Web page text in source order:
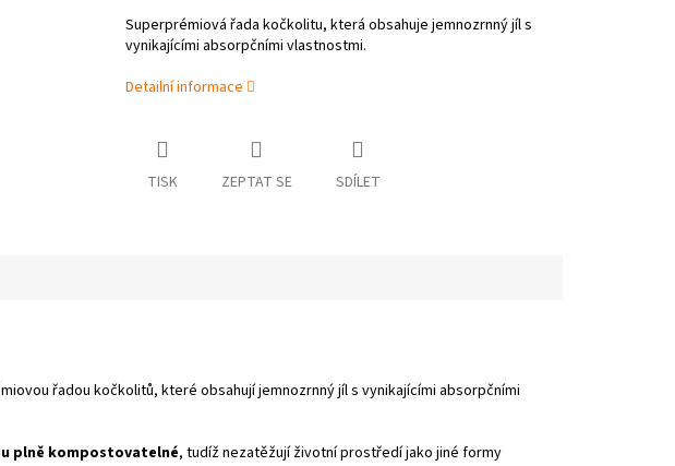
Superprémiová řada kočkolitu, která obsahuje jemnozrnný jíl s
vynikajícími absorpčními vlastnostmi.
Detailní informace
TISK ZEPTAT SE SDÍLET
řadou kočkolitů, které obsahují jemnozrnný jíl s vynikajícími absorpčními
plně kompostovatelné, tudíž nezatěžují životní prostředí jako jiné formy